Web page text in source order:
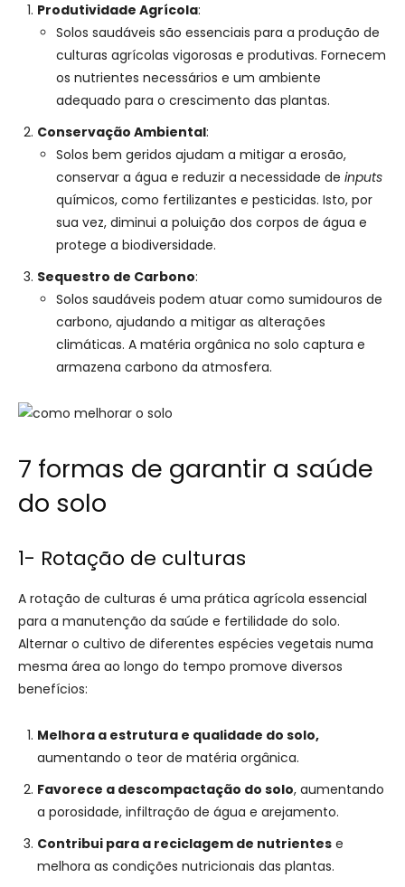
Produtividade Agrícola:
Solos saudáveis são essenciais para a produção de
culturas agrícolas vigorosas e produtivas. Fornecem
os nutrientes necessários e um ambiente
adequado para o crescimento das plantas.
Conservação Ambiental:
Solos bem geridos ajudam a mitigar a erosão,
conservar a água e reduzir a necessidade de inputs
químicos, como fertilizantes e pesticidas. Isto, por
sua vez, diminui a poluição dos corpos de água e
protege a biodiversidade.
Sequestro de Carbono:
Solos saudáveis podem atuar como sumidouros de
carbono, ajudando a mitigar as alterações
climáticas. A matéria orgânica no solo captura e
armazena carbono da atmosfera.
7 formas de garantir a saúde
do solo
1- Rotação de culturas
A rotação de culturas é uma prática agrícola essencial
para a manutenção da saúde e fertilidade do solo.
Alternar o cultivo de diferentes espécies vegetais numa
mesma área ao longo do tempo promove diversos
benefícios:
Melhora a estrutura e qualidade do solo,
aumentando o teor de matéria orgânica.
Favorece a descompactação do solo, aumentando
a porosidade, infiltração de água e arejamento.
Contribui para a reciclagem de nutrientes e
melhora as condições nutricionais das plantas.